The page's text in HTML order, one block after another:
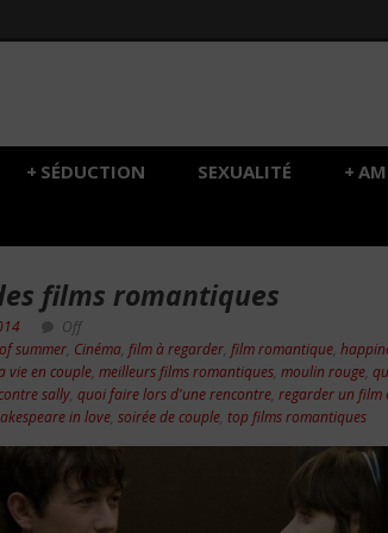
SÉDUCTION
+ SEXUALITÉ +
films romantiques
Off
summer Cinéma film à regarder film romantique
vie en couple meilleurs films romantiques moulin rouge
sally quoi faire lors d'une rencontre regarder un film
in love soirée de couple top films romantiques